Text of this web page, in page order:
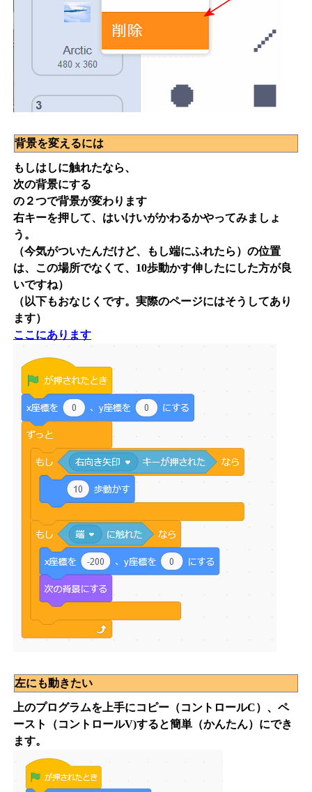
背景を変えるには
もしはしに触れたなら、
次の背景にする
の２つで背景が変わります
右キーを押して、はいけいがかわるかやってみましょ
う。
（今気がついたんだけど、もし端にふれたら）の位置
は、この場所でなくて、10歩動かす伸したにした方が良
いですね）
（以下もおなじくです。実際のページにはそうしてあり
ます）
ここにあります
左にも動きたい
上のプログラムを上手にコピー（コントロールC）、ペ
ースト（コントロールV)すると簡単（かんたん）にでき
ます。